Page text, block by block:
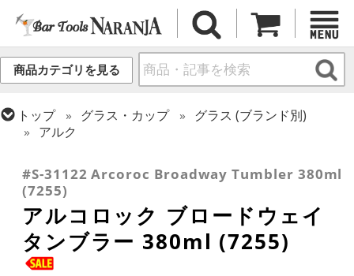
商品カテゴリを見る
トップ グラス・カップ
グラス (ブランド別)
アルク
タンブラー
#S-31122 Arcoroc Broadway Tumbler 380ml
(7255)
アルコロック ブロードウェイ
タンブラー 380ml (7255)